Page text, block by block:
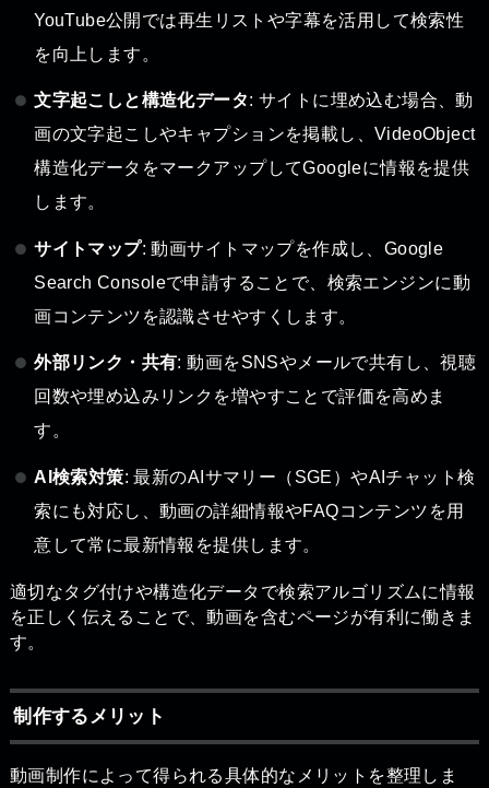
YouTube公開では再生リストや字幕を活用して検索性
を向上します。
文字起こしと構造化データ: サイトに埋め込む場合、動
画の文字起こしやキャプションを掲載し、VideoObject
構造化データをマークアップしてGoogleに情報を提供
します。
サイトマップ: 動画サイトマップを作成し、Google
Search Consoleで申請することで、検索エンジンに動
画コンテンツを認識させやすくします。
外部リンク・共有: 動画をSNSやメールで共有し、視聴
回数や埋め込みリンクを増やすことで評価を高めま
す。
AI検索対策: 最新のAIサマリー（SGE）やAIチャット検
索にも対応し、動画の詳細情報やFAQコンテンツを用
意して常に最新情報を提供します。
適切なタグ付けや構造化データで検索アルゴリズムに情報
を正しく伝えることで、動画を含むページが有利に働きま
す。
制作するメリット
動画制作によって得られる具体的なメリットを整理しま